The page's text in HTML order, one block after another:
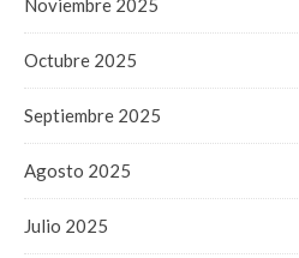
Noviembre 2025
Octubre 2025
Septiembre 2025
Agosto 2025
Julio 2025